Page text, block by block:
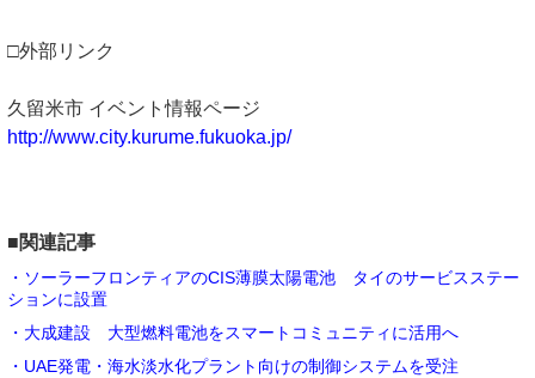
□外部リンク
久留米市 イベント情報ページ
http://www.city.kurume.fukuoka.jp/
■関連記事
・ソーラーフロンティアのCIS薄膜太陽電池 タイのサービスステー
ションに設置
・大成建設 大型燃料電池をスマートコミュニティに活用へ
・UAE発電・海水淡水化プラント向けの制御システムを受注